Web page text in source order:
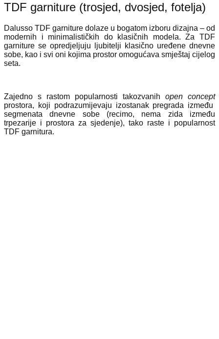
TDF garniture (trosjed, dvosjed, fotelja)
Dalusso TDF garniture dolaze u bogatom izboru dizajna – od
modernih i minimalističkih do klasičnih modela. Za TDF
garniture se opredjeljuju ljubitelji klasično uređene dnevne
sobe, kao i svi oni kojima prostor omogućava smještaj cijelog
seta.
Zajedno s rastom popularnosti takozvanih open concept
prostora, koji podrazumijevaju izostanak pregrada između
segmenata dnevne sobe (recimo, nema zida između
trpezarije i prostora za sjedenje), tako raste i popularnost
TDF garnitura.